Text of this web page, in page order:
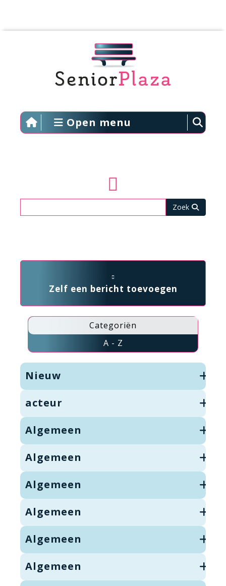
Open menu
Zelf een bericht toevoegen
Categoriën
A - Z
Nieuw
acteur
Algemeen
Algemeen
Algemeen
Algemeen
Algemeen
Algemeen